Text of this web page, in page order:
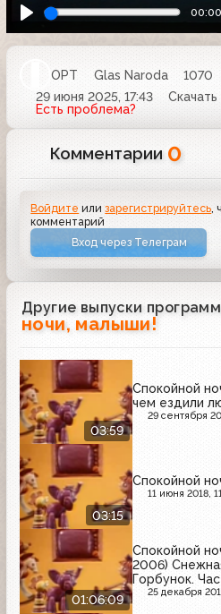
00:00
ОРТ Glas Naroda
1070
29 июня 2025, 17:43
Скачать
Есть проблема?
Комментарии 0
Войдите илизарегистрируйтесь,
комментарий
Вход через Телеграм
Другие выпуски
ночи, малыши!
03:59
Спокойной
чем ездили
29 сентября
03:15
Спокойной
11 июня 2018,
01:06:09
Спокойной
2006)
Горбунок.
25 декабря